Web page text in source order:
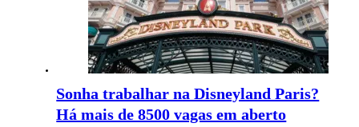
Sonha trabalhar na Disneyland Paris?
Há mais de 8500 vagas em aberto